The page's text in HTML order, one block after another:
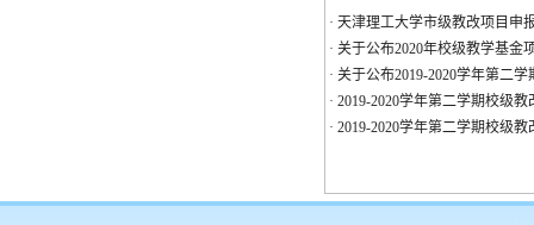
· 天津理工大学市级教改项目申
· 关于公布2020年校级教学基金
· 关于公布2019-2020学年第二
· 2019-2020学年第二学期校级
· 2019-2020学年第二学期校级